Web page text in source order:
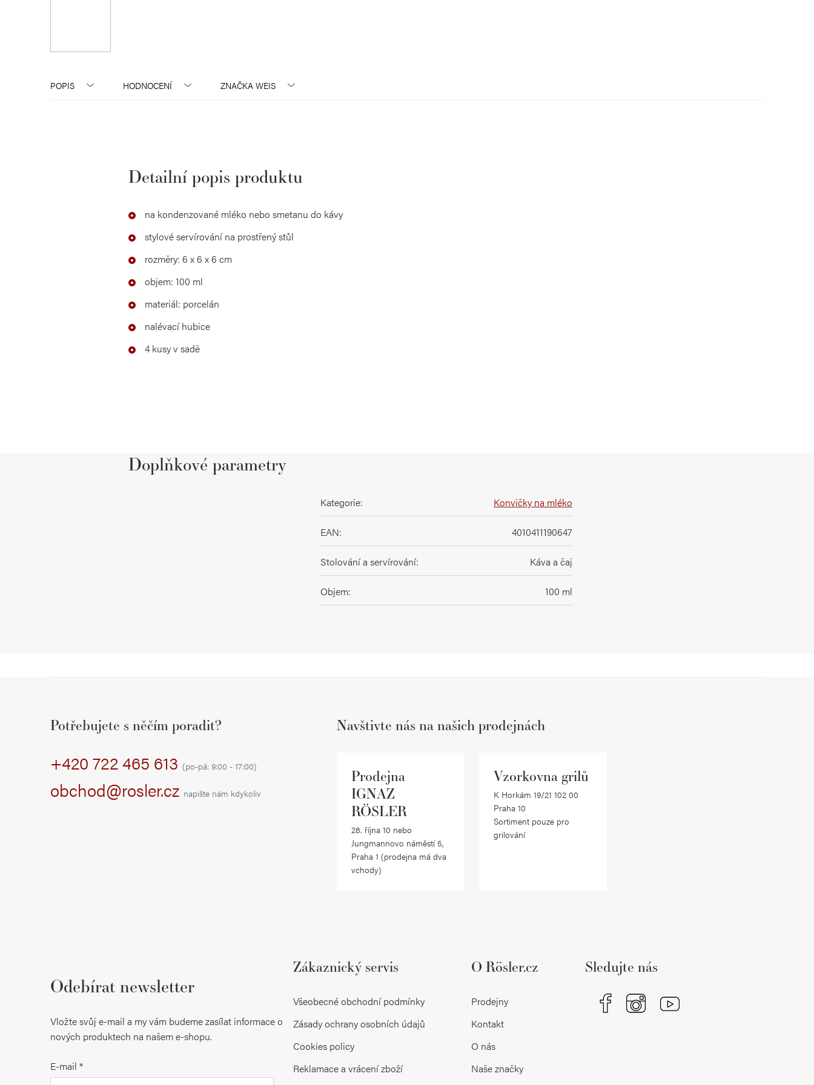
POPIS HODNOCENÍ ZNAČKA WEIS
Detailní popis produktu
na kondenzované mléko nebo smetanu do kávy
stylové servírování na prostřený stůl
rozměry: 6 x 6 x 6 cm
objem: 100 ml
materiál: porcelán
nalévací hubice
4 kusy v sadě
Doplňkové parametry
Kategorie: Konvičky na mléko
EAN: 4010411190647
Stolování a servírování: Káva a čaj
Objem: 100 ml
Potřebujete s něčím poradit?
+420 722 465 613 (po-pá: 9:00 - 17:00)
obchod@rosler.cz napište nám kdykoliv
Navštivte nás na našich prodejnách
Prodejna
IGNAZ
RÖSLER
28. října 10 nebo
Jungmannovo náměstí 5,
Praha 1 (prodejna má dva
vchody)
Vzorkovna grilů
K Horkám 19/21 102 00
Praha 10
Sortiment pouze pro
grilování
Odebírat newsletter
Vložte svůj e-mail a my vám budeme zasílat informace o
nových produktech na našem e-shopu.
E-mail
Zákaznický servis
Všeobecné obchodní podmínky
Zásady ochrany osobních údajů
Cookies policy
Reklamace a vrácení zboží
O Rösler.cz
Prodejny
Kontakt
O nás
Naše značky
Sledujte nás